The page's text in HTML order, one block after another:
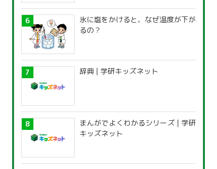
氷に塩をかけると、なぜ温度が下が
るの？
辞典 | 学研キッズネット
まんがでよくわかるシリーズ | 学研
キッズネット